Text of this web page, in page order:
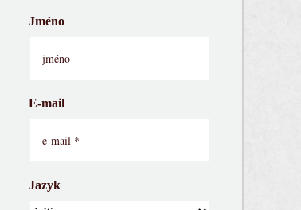
Jméno
E-mail
Jazyk